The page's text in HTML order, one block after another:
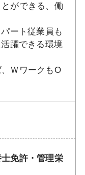
ができる、働
ート従業員も
躍できる環境
ＷワークもO
免許・管理栄